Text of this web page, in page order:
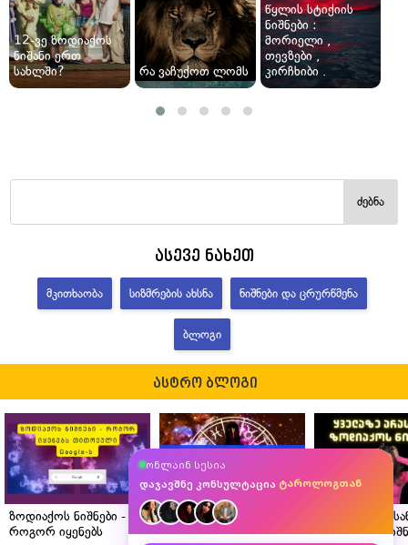
12-ვე ზოდიაქოს
ნიშანი ერთ
სახლში?
რა ვაჩუქოთ ლომს
წყლის სტიქიის
ნიშნები :
მორიელი ,
თევზები ,
კირჩხიბი .
ძებნა
ასევე ნახეთ
ᲛᲙᲘᲗᲮᲐᲝᲑᲐ ᲡᲘᲖᲛᲠᲔᲑᲘᲡ ᲐᲮᲡᲜᲐ ᲜᲘᲨᲜᲔᲑᲘ ᲓᲐ ᲪᲠᲣᲠᲬᲛᲔᲜᲐ
ᲑᲚᲝᲒᲘ
ასტრო ბლოგი
ზოდიაქოს ნიშნები -
როგორ იყენებს
ასტროლოგის რჩევები
ზოდიაქოს თითოეული
ყველაზე
ზოდიაქოს
ონლაინ სესია
დაჯავშნე კონსულტაცია ტაროლოგთან